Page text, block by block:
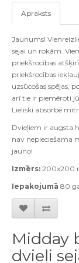
Apraksts
Jaunums!
sejai un rokām.
priekšrocības
priekšrocības
uzsūcošas spējas,
arī tie ir piemēroti
Lieliski absorbē
Dvieļiem ir augsta
nav nepieciešama
jauno!
Izmērs: 200х200
Iepakojumā 80
Midday
dvieļi